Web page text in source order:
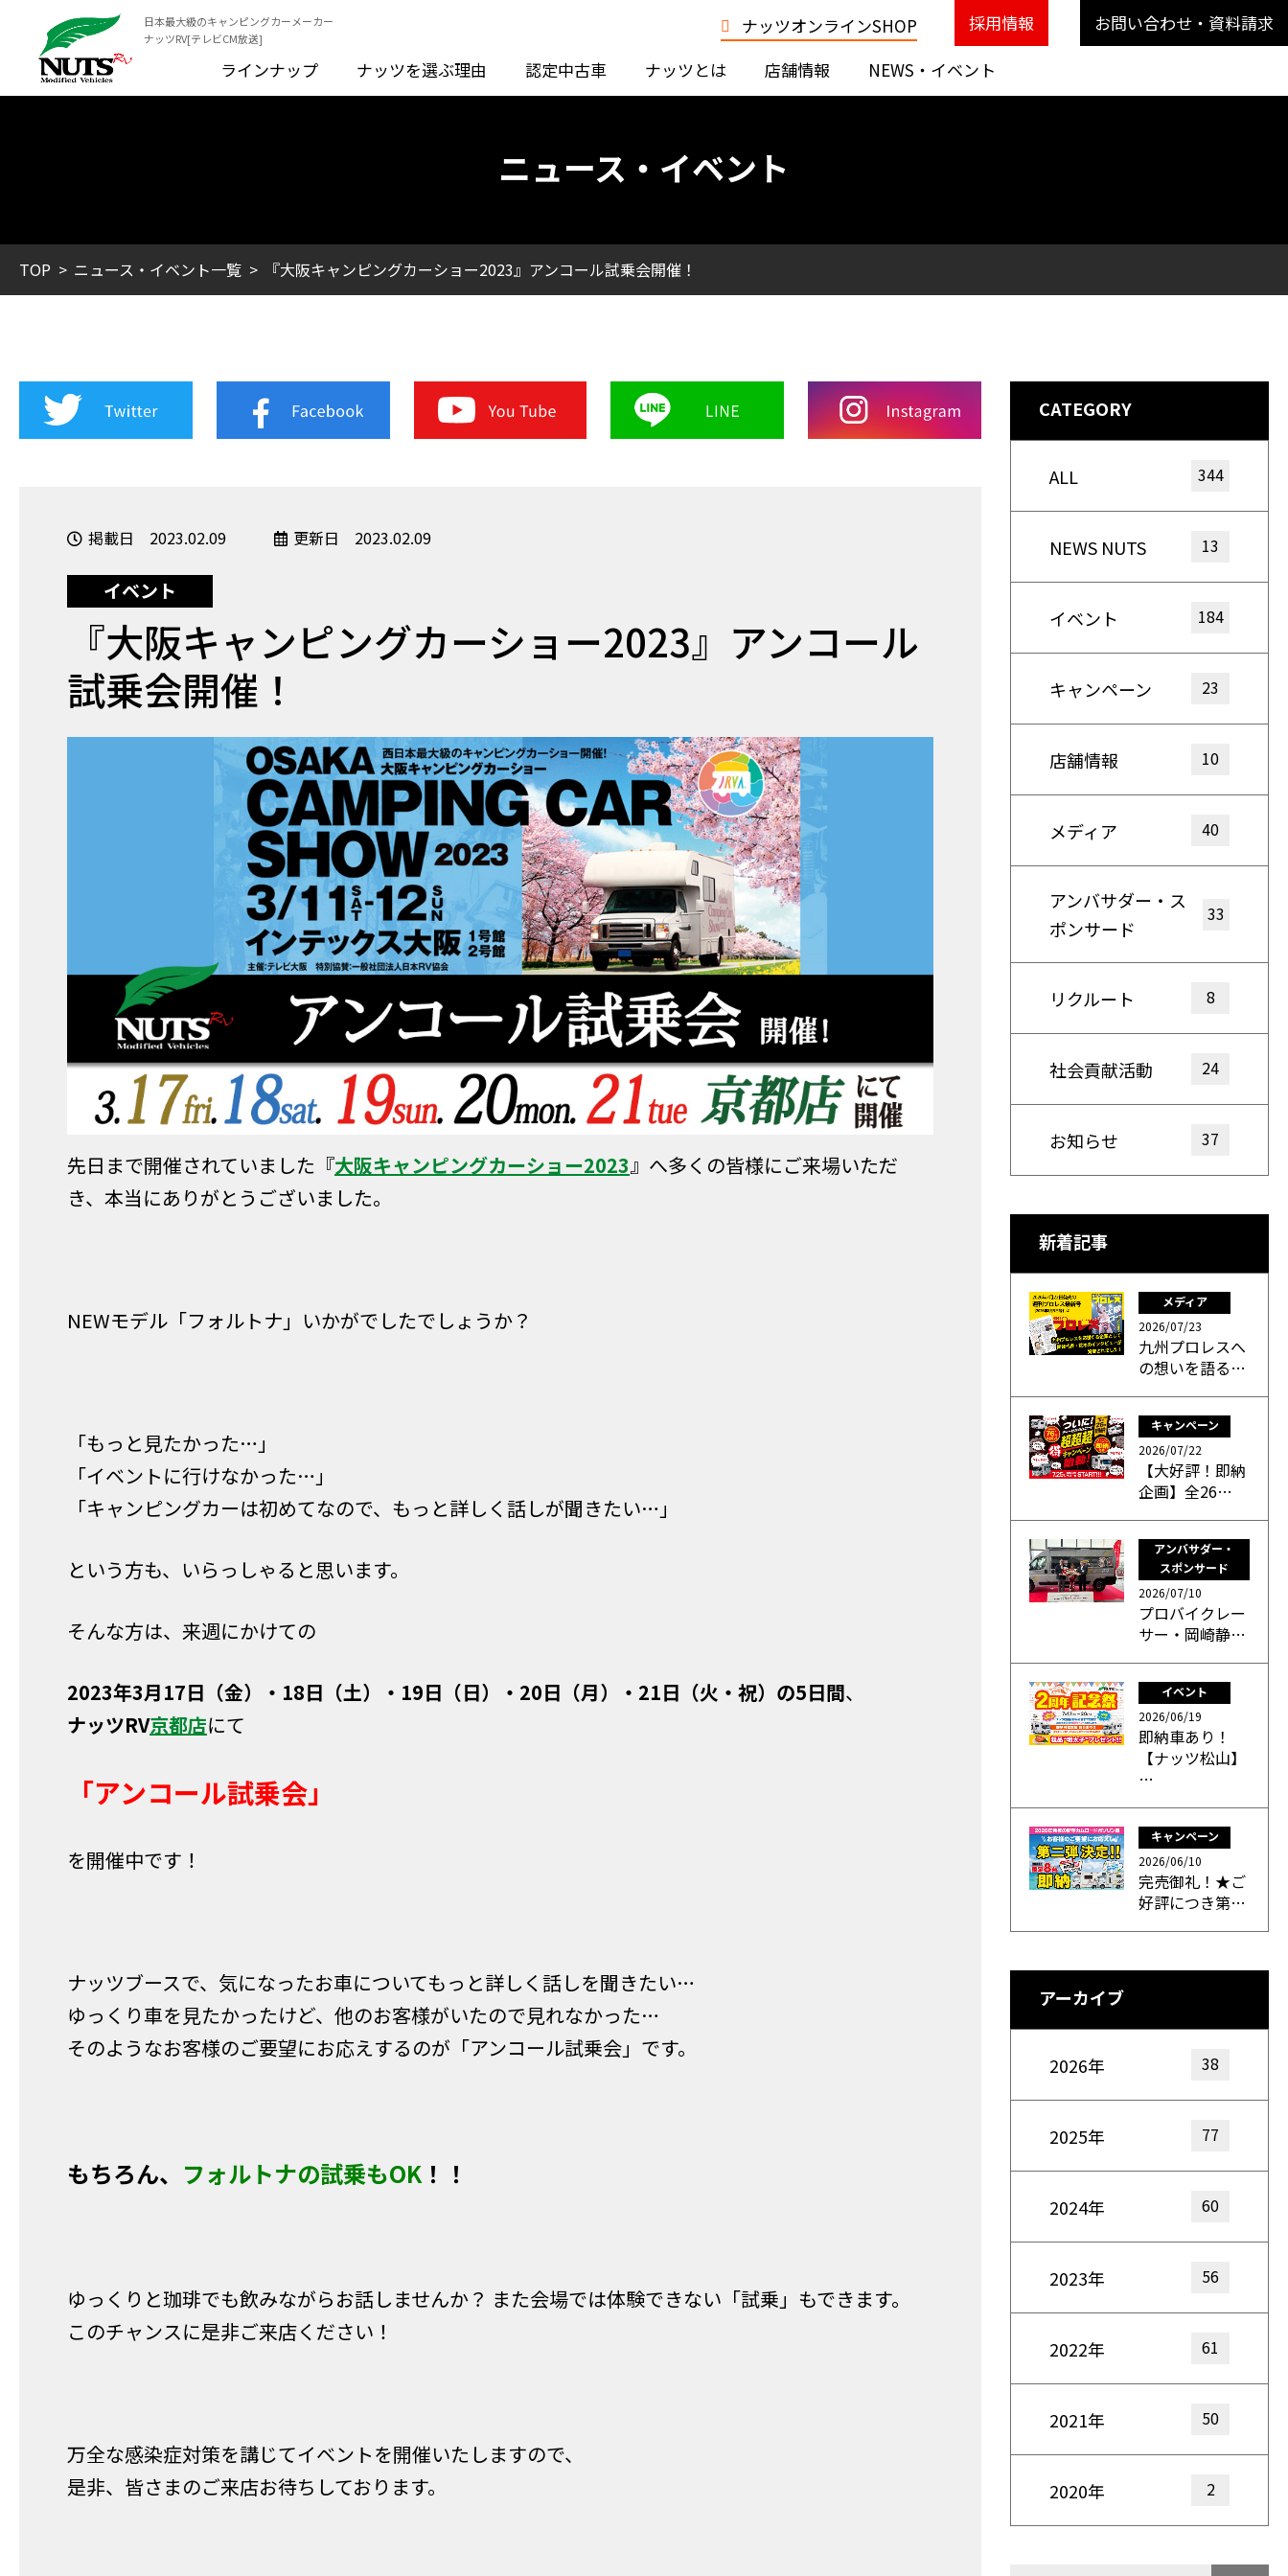
日本最大級のキャンピングカーメーカー
ナッツRV[テレビCM放送]
お問い合わせ・資料請求
ラインナップ
ナッツを選ぶ理由 認定中古車 ナッツとは 店舗情報 NEWS・イベント
ナッツオンラインSHOP 採用情報
ニュース・イベント
TOP ニュース・イベント一覧 『大阪キャンピングカーショー2023』アンコール試乗会開催！
掲載日 2023.02.09 更新日 2023.02.09
イベント
『大阪キャンピングカーショー2023』アンコール
試乗会開催！
先日まで開催されていました『大阪キャンピングカーショー2023』へ多くの皆様にご来場いただ
き、本当にありがとうございました。
NEWモデル「フォルトナ」いかがでしたでしょうか？
「もっと見たかった…」
「イベントに行けなかった…」
「キャンピングカーは初めてなので、もっと詳しく話しが聞きたい…」
という方も、いらっしゃると思います。
そんな方は、来週にかけての
2023年3⽉17日（金）・18日（土）・19日（日）・20日（月）・21日（火・祝）の5日間、
ナッツRV京都店にて
「アンコール試乗会」
を開催中です！
ナッツブースで、気になったお車についてもっと詳しく話しを聞きたい…
ゆっくり車を見たかったけど、他のお客様がいたので見れなかった…
そのようなお客様のご要望にお応えするのが「アンコール試乗会」です。
もちろん、 フォルトナの試乗もOK ！！
ゆっくりと珈琲でも飲みながらお話しませんか？ また会場では体験できない「試乗」もできます。
このチャンスに是非ご来店ください！
万全な感染症対策を講じてイベントを開催いたしますので、
是非、皆さまのご来店お待ちしております。
CATEGORY
ALL 344
NEWS NUTS 13
イベント 184
キャンペーン 23
店舗情報 10
メディア 40
アンバサダー・ス
ポンサード
33
リクルート 8
社会貢献活動 24
お知らせ 37
新着記事
メディア
2026/07/23
九州プロレスへ
の想いを語る…
キャンペーン
2026/07/22
【大好評！即納
企画】全26…
アンバサダー・
スポンサード
2026/07/10
プロバイクレー
サー・岡崎静…
イベント
2026/06/19
即納車あり！
【ナッツ松山】
…
キャンペーン
2026/06/10
完売御礼！★ご
好評につき第…
アーカイブ
2026年 38
2025年 77
2024年 60
2023年 56
2022年 61
2021年 50
2020年 2